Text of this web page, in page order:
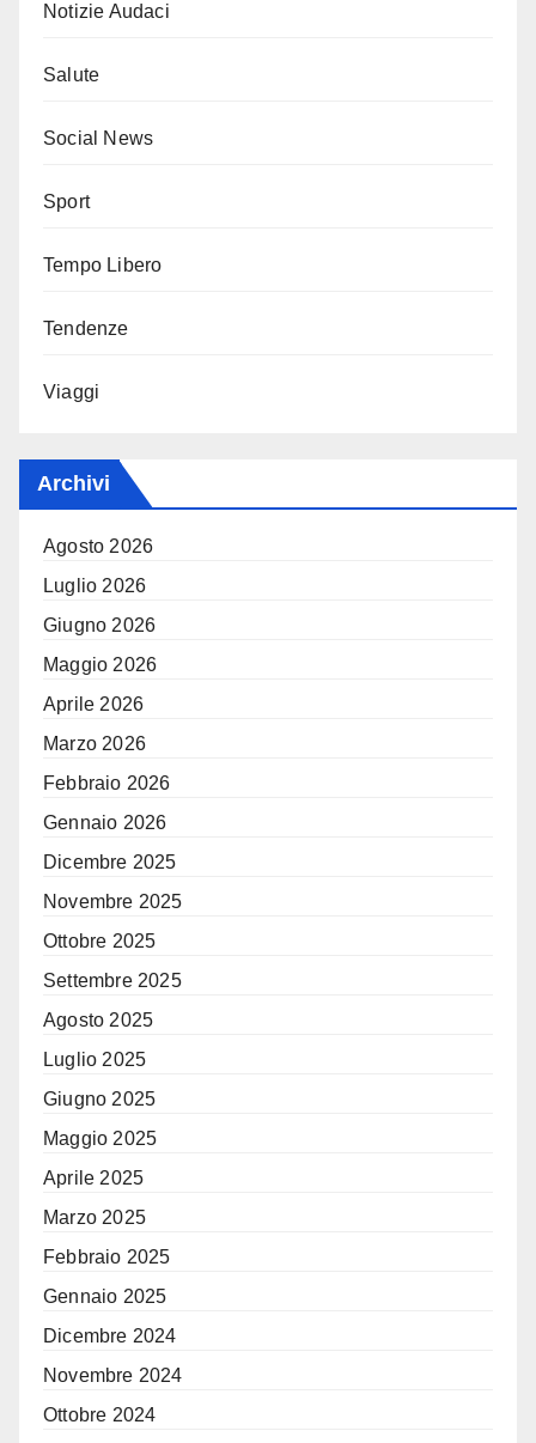
Notizie Audaci
Salute
Social News
Sport
Tempo Libero
Tendenze
Viaggi
Archivi
Agosto 2026
Luglio 2026
Giugno 2026
Maggio 2026
Aprile 2026
Marzo 2026
Febbraio 2026
Gennaio 2026
Dicembre 2025
Novembre 2025
Ottobre 2025
Settembre 2025
Agosto 2025
Luglio 2025
Giugno 2025
Maggio 2025
Aprile 2025
Marzo 2025
Febbraio 2025
Gennaio 2025
Dicembre 2024
Novembre 2024
Ottobre 2024